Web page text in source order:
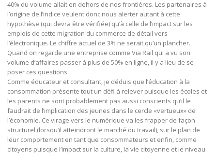
40% du volume allait en dehors de nos frontières. Les partenaires à
l’origine de l’indice veulent donc nous alerter autant à cette
hypothèse (qui devra être vérifiée) qu’à celle de l’impact sur les
emplois de cette migration du commerce de détail vers
l’électronique. Le chiffre actuel de 3% ne serait qu’un plancher.
Quand on regarde une entreprise comme Via Rail qui a vu son
volume d’affaires passer à plus de 50% en ligne, il y a lieu de se
poser ces questions.
Comme éducateur et consultant, je déduis que l’éducation à la
consommation présente tout un défi à relever puisque les écoles et
les parents ne sont probablement pas aussi conscients qu’il le
faudrait de l’implication des jeunes dans le cercle «vertueux» de
l’économie. Ce virage vers le numérique va les frapper de façon
structurel (lorsqu’il atteindront le marché du travail), sur le plan de
leur comportement en tant que consommateurs et enfin, comme
citoyens puisque l’impact sur la culture, la vie citoyenne et le niveau